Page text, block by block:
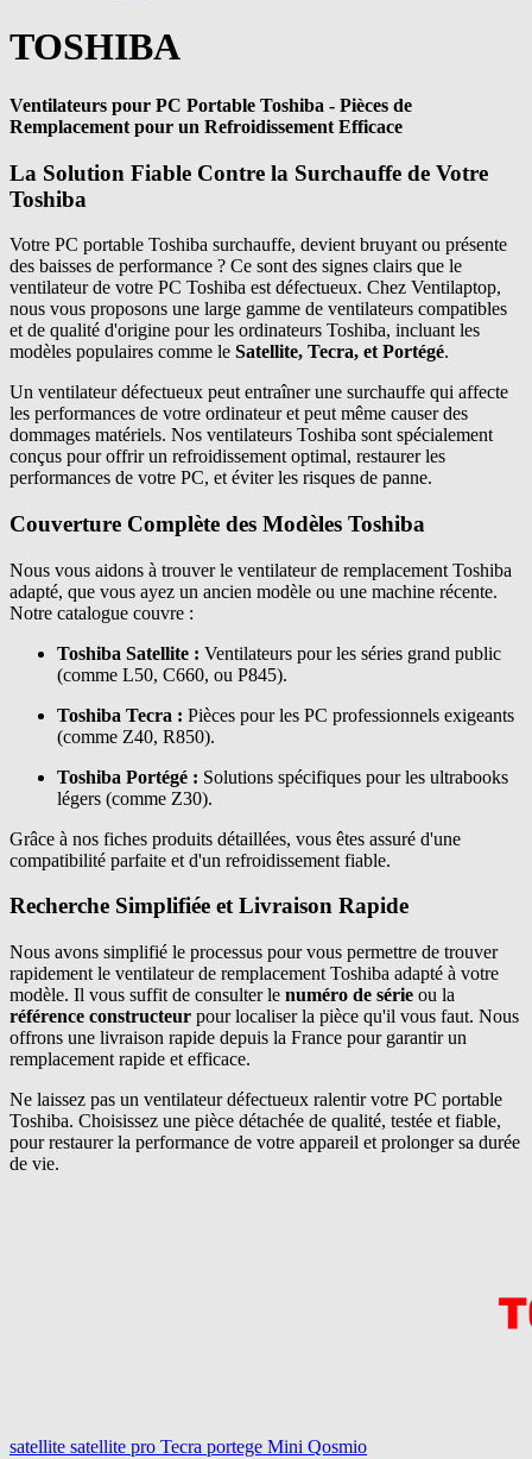
TOSHIBA
Ventilateurs pour PC Portable Toshiba - Pièces de
Remplacement pour un Refroidissement Efficace
La Solution Fiable Contre la Surchauffe de Votre
Toshiba
Votre PC portable Toshiba surchauffe, devient bruyant ou présente
des baisses de performance ? Ce sont des signes clairs que le
ventilateur de votre PC Toshiba est défectueux. Chez Ventilaptop,
nous vous proposons une large gamme de ventilateurs compatibles
et de qualité d'origine pour les ordinateurs Toshiba, incluant les
modèles populaires comme le Satellite, Tecra, et Portégé.
Un ventilateur défectueux peut entraîner une surchauffe qui affecte
les performances de votre ordinateur et peut même causer des
dommages matériels. Nos ventilateurs Toshiba sont spécialement
conçus pour offrir un refroidissement optimal, restaurer les
performances de votre PC, et éviter les risques de panne.
Couverture Complète des Modèles Toshiba
Nous vous aidons à trouver le ventilateur de remplacement Toshiba
adapté, que vous ayez un ancien modèle ou une machine récente.
Notre catalogue couvre :
Toshiba Satellite : Ventilateurs pour les séries grand public
(comme L50, C660, ou P845).
Toshiba Tecra : Pièces pour les PC professionnels exigeants
(comme Z40, R850).
Toshiba Portégé : Solutions spécifiques pour les ultrabooks
légers (comme Z30).
Grâce à nos fiches produits détaillées, vous êtes assuré d'une
compatibilité parfaite et d'un refroidissement fiable.
Recherche Simplifiée et Livraison Rapide
Nous avons simplifié le processus pour vous permettre de trouver
rapidement le ventilateur de remplacement Toshiba adapté à votre
modèle. Il vous suffit de consulter le numéro de série ou la
référence constructeur pour localiser la pièce qu'il vous faut. Nous
offrons une livraison rapide depuis la France pour garantir un
remplacement rapide et efficace.
Ne laissez pas un ventilateur défectueux ralentir votre PC portable
Toshiba. Choisissez une pièce détachée de qualité, testée et fiable,
pour restaurer la performance de votre appareil et prolonger sa durée
de vie.
satellite satellite pro Tecra portege Mini Qosmio